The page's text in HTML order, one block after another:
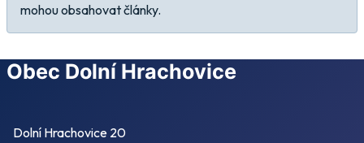
mohou obsahovat články.
Obec Dolní Hrachovice
Dolní Hrachovice 20